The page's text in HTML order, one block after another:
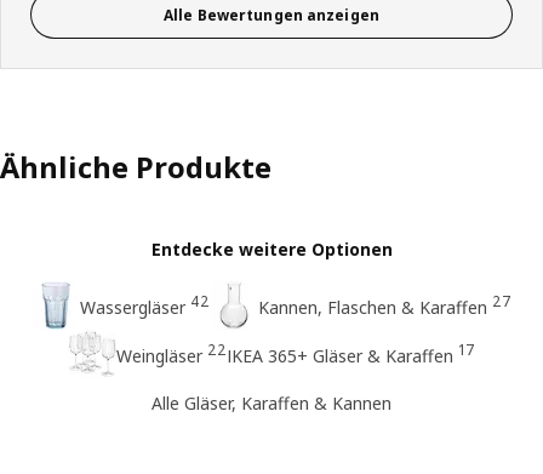
Alle Bewertungen anzeigen
Ähnliche Produkte
Entdecke weitere Optionen
Wassergläser 42 Kannen, Flaschen & Karaffen 27
Weingläser 22IKEA 365+ Gläser & Karaffen 17
Alle Gläser, Karaffen & Kannen